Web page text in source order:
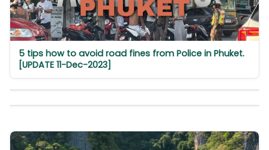
5 tips how to avoid road fines from Police in Phuket.
[UPDATE 11-Dec-2023]